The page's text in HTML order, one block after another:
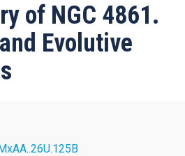
of NGC 4861.
Evolutive